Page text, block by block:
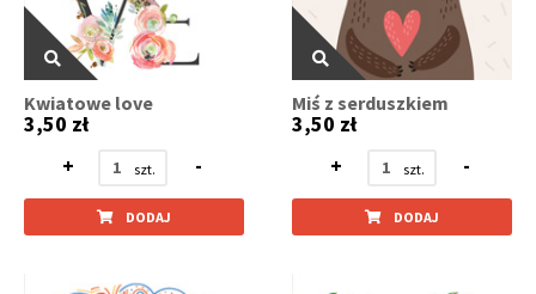
Kwiatowe love
3,50 zł
+
-
DODAJ
Miś z serduszkiem
3,50 zł
+
-
DODAJ